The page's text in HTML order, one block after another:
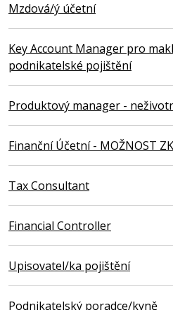
Mzdová/ý účetní
Key Account Manager pro
podnikatelské pojištění
Produktový manager -
Finanční Účetní - MOŽNOST
Tax Consultant
Financial Controller
Upisovatel/ka pojištění
Podnikatelský poradce/kyně